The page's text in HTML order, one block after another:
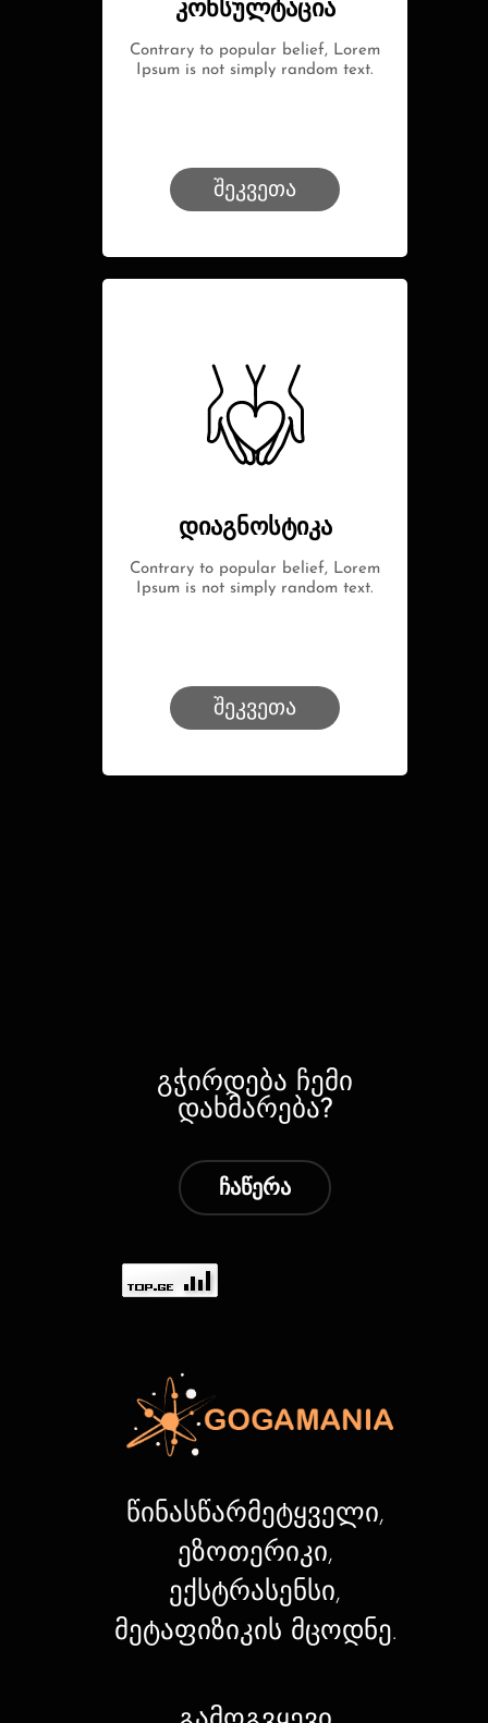
კონსულტაცია
Contrary to popular belief, Lorem
Ipsum is not simply random text.
შეკვეთა
დიაგნოსტიკა
Contrary to popular belief, Lorem
Ipsum is not simply random text.
შეკვეთა
გჭირდება ჩემი
დახმარება?
ჩაწერა
წინასწარმეტყველი,
ეზოთერიკი,
ექსტრასენსი,
მეტაფიზიკის მცოდნე.